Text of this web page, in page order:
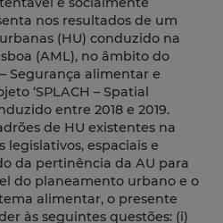
nos resultados de um
(HU) conduzido na
(AML), no âmbito do
Segurança alimentar e
‘SPLACH – Spatial
entre 2018 e 2019.
de HU existentes na
legislativos, espaciais e
da pertinência da AU para
do planeamento urbano e o
alimentar, o presente
às seguintes questões: (i)